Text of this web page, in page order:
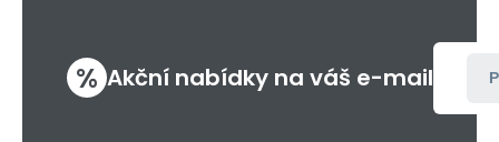
% Akční nabídky na váš e-mail